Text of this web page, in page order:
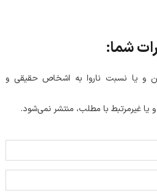
شما:
و یا نسبت ناروا به اشخاص حقیقی و
و یا غیر‌مرتبط با مطلب، منتشر نمی‌شود.